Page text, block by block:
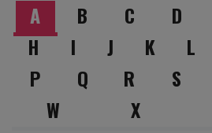
A B C D
H
I J K L
P
Q R S
W
X